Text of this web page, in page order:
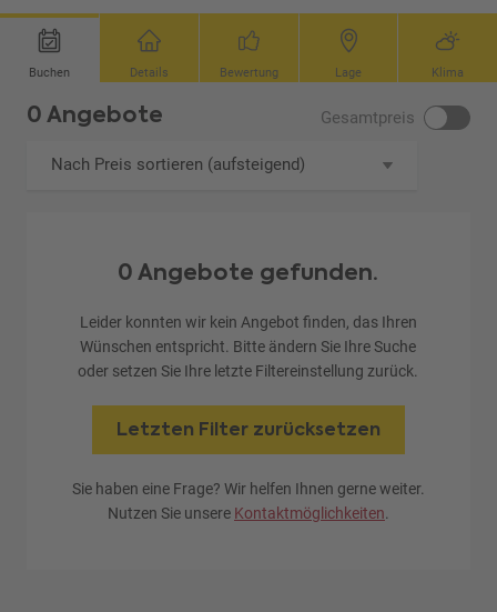
Buchen Details Bewertung Lage Klima
0 Angebote Gesamtpreis
Nach Preis sortieren (aufsteigend)
0 Angebote gefunden.
Leider konnten wir kein Angebot finden, das Ihren
Wünschen entspricht. Bitte ändern Sie Ihre Suche
oder setzen Sie Ihre letzte Filtereinstellung zurück.
Letzten Filter zurücksetzen
Sie haben eine Frage? Wir helfen Ihnen gerne weiter.
Nutzen Sie unsere Kontaktmöglichkeiten.